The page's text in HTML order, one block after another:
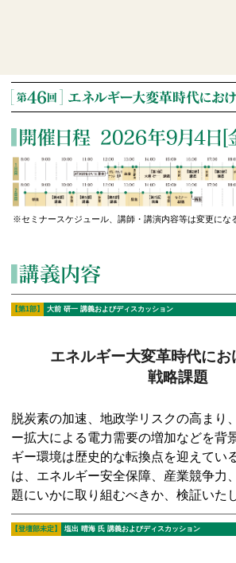
※セミナースケジュール、講師・講演内容等は変更にな
【第1部】 大前 研一 講義およびディスカッション
エネルギー大変革時代にお
戦略課題
脱炭素の加速、地政学リスクの高まり
ー拡大による電力需要の増加などを背
ギー環境は歴史的な転換点を迎えてい
は、エネルギー安全保障、産業競争力
題にいかに取り組むべきか、検証いた
【登壇部未定】 塩出 晴海 氏 講義およびディスカッション